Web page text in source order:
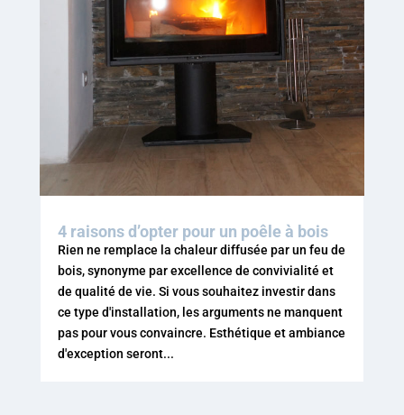
4 raisons d’opter pour un poêle à bois
Rien ne remplace la chaleur diffusée par un feu de
bois, synonyme par excellence de convivialité et
de qualité de vie. Si vous souhaitez investir dans
ce type d'installation, les arguments ne manquent
pas pour vous convaincre. Esthétique et ambiance
d'exception seront...